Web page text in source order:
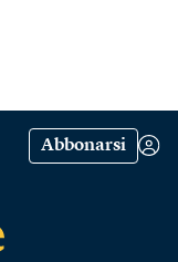
Abbonarsi